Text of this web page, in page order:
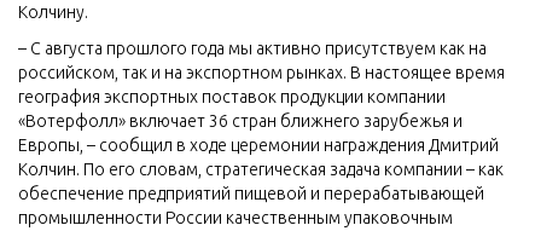
Колчину.
– С августа прошлого года мы активно присутствуем как на
российском, так и на экспортном рынках. В настоящее время
география экспортных поставок продукции компании
«Вотерфолл» включает 36 стран ближнего зарубежья и
Европы, – сообщил в ходе церемонии награждения Дмитрий
Колчин. По его словам, стратегическая задача компании – как
обеспечение предприятий пищевой и перерабатывающей
промышленности России качественным упаковочным